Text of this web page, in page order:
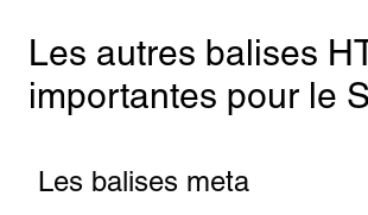
Les autres balises
importantes pour le
Les balises meta